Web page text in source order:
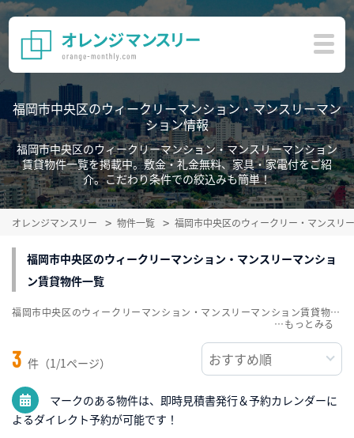
福岡市中央区のウィークリーマンション・マンスリーマン
ション情報
福岡市中央区のウィークリーマンション・マンスリーマンション
賃貸物件一覧を掲載中。敷金・礼金無料、家具・家電付をご紹
介。こだわり条件での絞込みも簡単！
オレンジマンスリー 物件一覧 福岡市中央区のウィークリー・マンスリ
福岡市中央区のウィークリーマンション・マンスリーマンショ
ン賃貸物件一覧
3 件（1/1ページ）
マークのある物件は、即時見積書発行＆予約カレンダーに
よるダイレクト予約が可能です！
福岡市中央区のウィークリーマンション・マンスリーマンション賃貸物件一覧を掲載中。敷金・礼金無料、家具・家電付をご紹介。こだわり条件での絞込みも簡単！
…